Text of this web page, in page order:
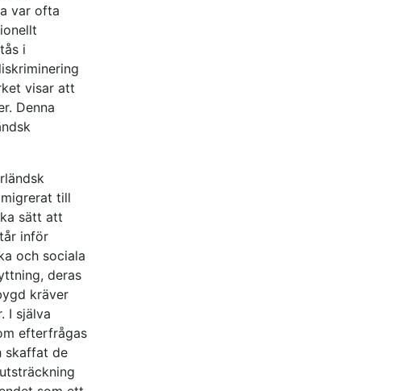
var ofta
i
visar att
Denna
till
sätt att
inför
och sociala
deras
kräver
I själva
efterfrågas
skaffat de